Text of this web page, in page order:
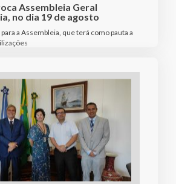
Assembleia Geral
no dia 19 de agosto
a Assembleia, que terá como pauta a